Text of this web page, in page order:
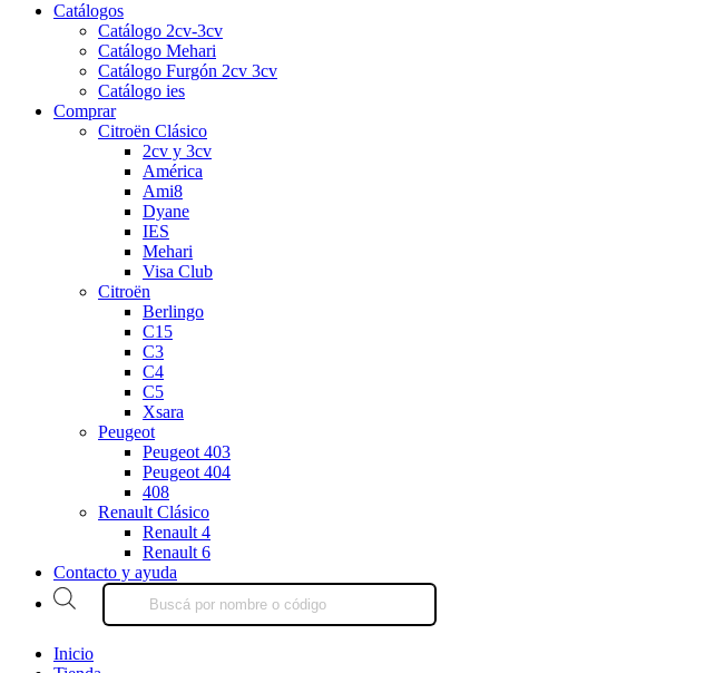
Catálogos
Catálogo 2cv-3cv
Catálogo Mehari
Catálogo Furgón 2cv 3cv
Catálogo ies
Comprar
Citroën Clásico
2cv y 3cv
América
Ami8
Dyane
IES
Mehari
Visa Club
Citroën
Berlingo
C15
C3
C4
C5
Xsara
Peugeot
Peugeot 403
Peugeot 404
408
Renault Clásico
Renault 4
Renault 6
Contacto y ayuda
Inicio